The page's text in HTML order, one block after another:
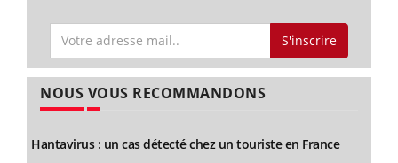
S'inscrire
NOUS VOUS RECOMMANDONS
Hantavirus : un cas détecté chez un touriste en France